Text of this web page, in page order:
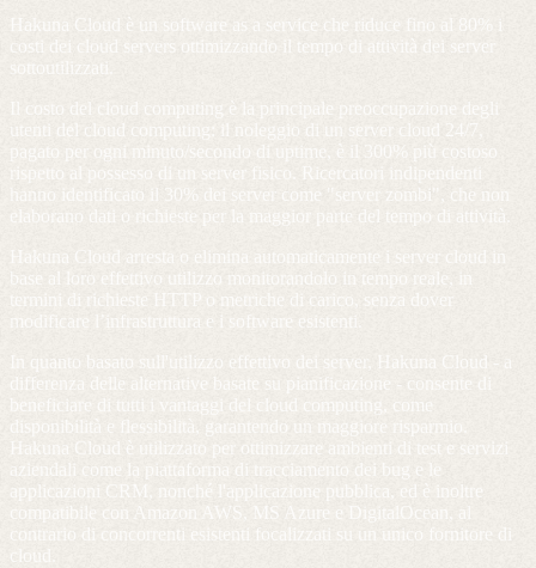
Hakuna Cloud è un software as a service che riduce fino al 80% i
costi dei cloud servers ottimizzando il tempo di attività dei server
sottoutilizzati.
Il costo del cloud computing è la principale preoccupazione degli
utenti del cloud computing: il noleggio di un server cloud 24/7,
pagato per ogni minuto/secondo di uptime, è il 300% più costoso
rispetto al possesso di un server fisico. Ricercatori indipendenti
hanno identificato il 30% dei server come "server zombi", che non
elaborano dati o richieste per la maggior parte del tempo di attività.
Hakuna Cloud arresta o elimina automaticamente i server cloud in
base al loro effettivo utilizzo monitorandolo in tempo reale, in
termini di richieste HTTP o metriche di carico, senza dover
modificare l’infrastruttura e i software esistenti.
In quanto basato sull'utilizzo effettivo dei server, Hakuna Cloud - a
differenza delle alternative basate su pianificazione - consente di
beneficiare di tutti i vantaggi del cloud computing, come
disponibilità e flessibilità, garantendo un maggiore risparmio.
Hakuna Cloud è utilizzato per ottimizzare ambienti di test e servizi
aziendali come la piattaforma di tracciamento dei bug e le
applicazioni CRM, nonché l'applicazione pubblica, ed è inoltre
compatibile con Amazon AWS, MS Azure e DigitalOcean, al
contrario di concorrenti esistenti focalizzati su un unico fornitore di
cloud.